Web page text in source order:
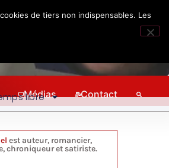
Médias Contact
libre
est auteur, romancier,
chroniqueur et satiriste.
de tiers non indispensables. Les